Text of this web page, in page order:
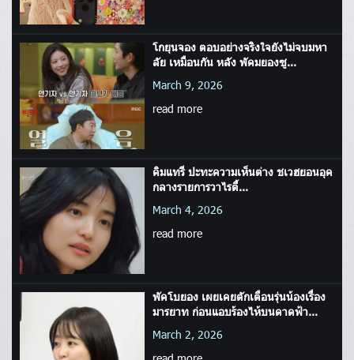
โกยุนจอง ตอบอย่างจริงใจยังไม่จบมหา
ลัย เหมือนกัน หลัง พัคมยองซู...
March 9, 2026
read more
คิมแทรี ปะทะความเห็นต่าง ชเวฮยอนอุค
กลางรายการวาไรตี้...
March 4, 2026
read more
พัคโบยอง เผยเคยตักเตือนรุ่นน้องเรื่อง
มารยาท ก่อนแอบร้องไห้บนดาดฟ้า...
March 2, 2026